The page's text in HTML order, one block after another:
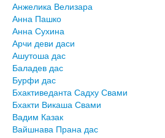
Анжелика Велизара
Анна Пашко
Анна Сухина
Арчи деви даси
Ашутоша дас
Баладев дас
Бурфи дас
Бхактиведанта Садху Свами
Бхакти Викаша Свами
Вадим Казак
Вайшнава Прана дас